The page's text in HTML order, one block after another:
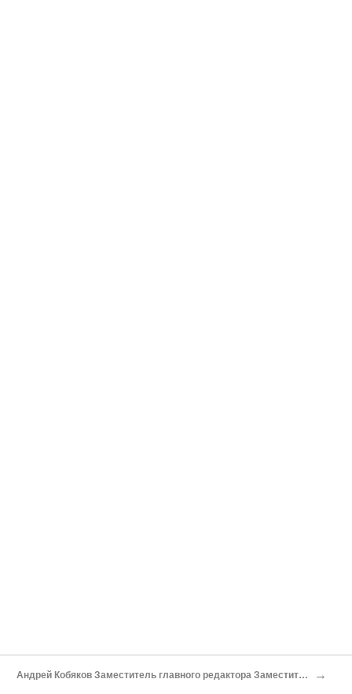
Андрей Кобяков Заместитель главного редактора Заместитель главного редактора журнала "Однако". Экономист, публицист, общественный деятель. Доцент МГУ им. М.В. Ломоносова, кандидат экономических наук. Председатель правления "Института динамического консерватизма". Консервативные императивы российской →